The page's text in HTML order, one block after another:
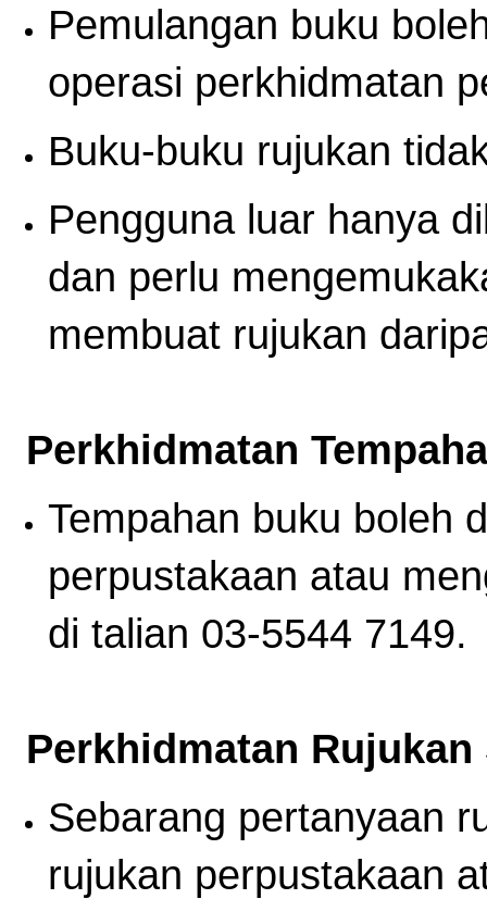
Pemulangan buku
operasi perkhidmatan
Buku-buku rujukan
Pengguna luar hanya
dan perlu
membuat rujukan
Perkhidmatan
Tempahan buku boleh
perpustakaan atau
di talian 03-5544 7149.
Perkhidmatan Rujukan
Sebarang pertanyaan
rujukan perpustakaan